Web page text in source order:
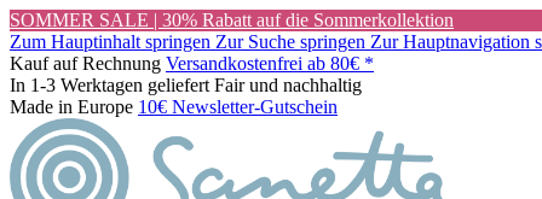
SOMMER SALE | 30% Rabatt auf die Sommerkollektion
Zum Hauptinhalt springen Zur Suche springen Zur Hauptnavigation
Kauf auf Rechnung Versandkostenfrei ab 80€ *
In 1-3 Werktagen geliefert Fair und nachhaltig
Made in Europe 10€ Newsletter-Gutschein